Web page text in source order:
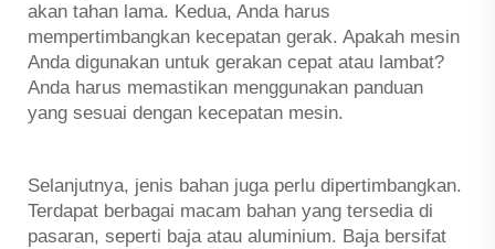
akan tahan lama. Kedua, Anda harus
mempertimbangkan kecepatan gerak. Apakah mesin
Anda digunakan untuk gerakan cepat atau lambat?
Anda harus memastikan menggunakan panduan
yang sesuai dengan kecepatan mesin.
Selanjutnya, jenis bahan juga perlu dipertimbangkan.
Terdapat berbagai macam bahan yang tersedia di
pasaran, seperti baja atau aluminium. Baja bersifat